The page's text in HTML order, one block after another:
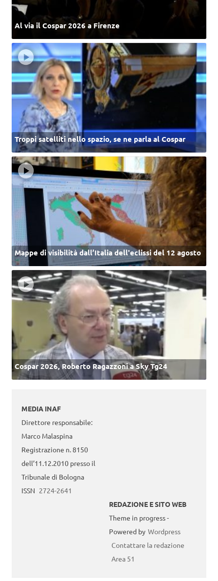
Al via il Cospar 2026 a Firenze
Troppi satelliti nello spazio, se ne parla al Cospar
Mappe di visibilità dall’Italia dell'eclissi del 12 agosto
Cospar 2026, Roberto Ragazzoni a Sky Tg24
MEDIA INAF
Direttore responsabile:
Marco Malaspina
Registrazione n. 8150
dell’11.12.2010 presso il
Tribunale di Bologna
ISSN 2724-2641
REDAZIONE E SITO WEB
Theme in progress -
Powered by Wordpress
Contattare la redazione
Area 51